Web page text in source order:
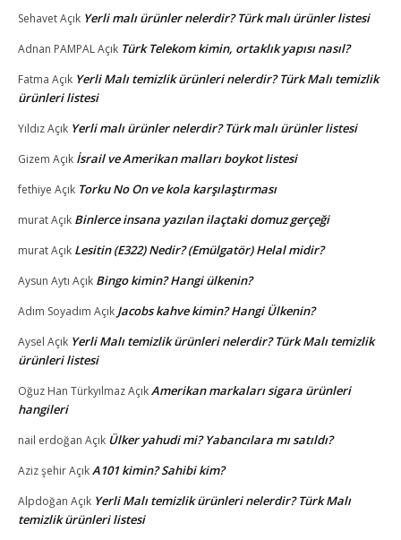
SehavetAçık Yerli malı ürünler nelerdir? Türk malı ürünler listesi
Adnan PAMPALAçık Türk Telekom kimin, ortaklık yapısı nasıl?
Fatma Açık Yerli Malı temizlik ürünleri nelerdir? Türk Malı temizlik
ürünleri listesi
YıldızAçık Yerli malı ürünler nelerdir? Türk malı ürünler listesi
Gizem Açık İsrail ve Amerikan malları boykot listesi
fethiye Açık Torku No On ve kola karşılaştırması
muratAçık Binlerce insana yazılan ilaçtaki domuz gerçeği
muratAçık Lesitin (E322) Nedir? (Emülgatör) Helal midir?
Aysun Aytı Açık Bingo kimin? Hangi ülkenin?
Adım Soyadım Açık Jacobs kahve kimin? Hangi Ülkenin?
Aysel Açık Yerli Malı temizlik ürünleri nelerdir? Türk Malı temizlik
ürünleri listesi
Oğuz Han TürkyılmazAçıkAmerikan markaları sigara ürünleri
hangileri
nail erdoğan Açık Ülker yahudi mi? Yabancılara mı satıldı?
Aziz şehirAçıkA101 kimin? Sahibi kim?
Alpdoğan Açık Yerli Malı temizlik ürünleri nelerdir? Türk Malı
temizlik ürünleri listesi